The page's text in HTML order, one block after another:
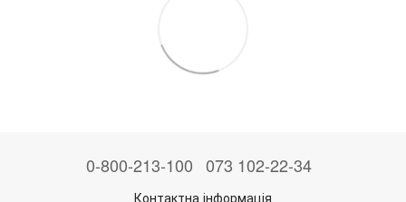
0-800-213-100 073 102-22-34
Контактна інформація